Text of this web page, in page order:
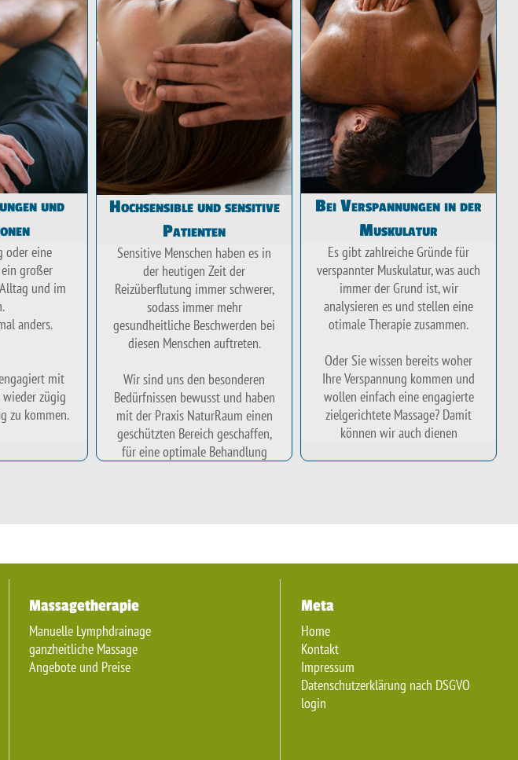
und
oder eine
großer
und im
anders.
mit
zügig
zu kommen.
Hochsensible und sensitive
Patienten
Sensitive Menschen haben es in
der heutigen Zeit der
Reizüberflutung immer schwerer,
sodass immer mehr
gesundheitliche Beschwerden bei
diesen Menschen auftreten.
Wir sind uns den besonderen
Bedürfnissen bewusst und haben
mit der Praxis NaturRaum einen
geschützten Bereich geschaffen,
für eine optimale Behandlung
Bei Verspannungen in der
Muskulatur
Es gibt zahlreiche Gründe für
verspannter Muskulatur, was auch
immer der Grund ist, wir
analysieren es und stellen eine
otimale Therapie zusammen.
Oder Sie wissen bereits woher
Ihre Verspannung kommen und
wollen einfach eine engagierte
zielgerichtete Massage? Damit
können wir auch dienen
Massagetherapie
Manuelle Lymphdrainage
ganzheitliche Massage
Angebote und Preise
Meta
Home
Kontakt
Impressum
Datenschutzerklärung nach DSGVO
login